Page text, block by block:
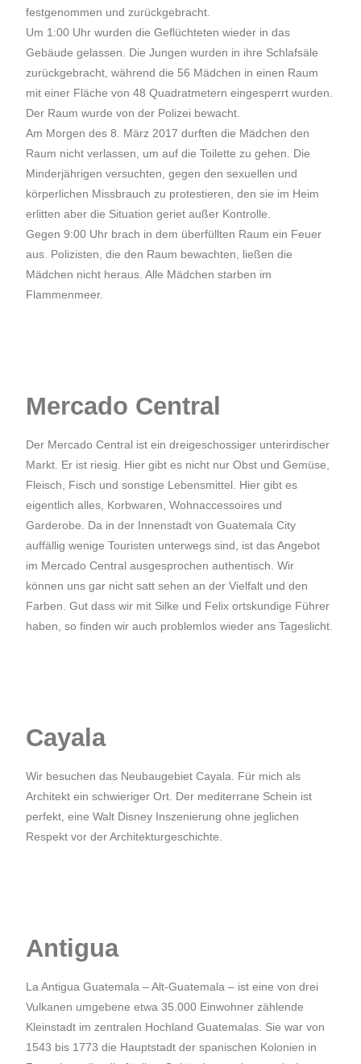
festgenommen und zurückgebracht.
Um 1:00 Uhr wurden die Geflüchteten wieder in das
Gebäude gelassen. Die Jungen wurden in ihre Schlafsäle
zurückgebracht, während die 56 Mädchen in einen Raum
mit einer Fläche von 48 Quadratmetern eingesperrt wurden.
Der Raum wurde von der Polizei bewacht.
Am Morgen des 8. März 2017 durften die Mädchen den
Raum nicht verlassen, um auf die Toilette zu gehen. Die
Minderjährigen versuchten, gegen den sexuellen und
körperlichen Missbrauch zu protestieren, den sie im Heim
erlitten aber die Situation geriet außer Kontrolle.
Gegen 9:00 Uhr brach in dem überfüllten Raum ein Feuer
aus. Polizisten, die den Raum bewachten, ließen die
Mädchen nicht heraus. Alle Mädchen starben im
Flammenmeer.
Mercado Central
Der Mercado Central ist ein dreigeschossiger unterirdischer
Markt. Er ist riesig. Hier gibt es nicht nur Obst und Gemüse,
Fleisch, Fisch und sonstige Lebensmittel. Hier gibt es
eigentlich alles, Korbwaren, Wohnaccessoires und
Garderobe. Da in der Innenstadt von Guatemala City
auffällig wenige Touristen unterwegs sind, ist das Angebot
im Mercado Central ausgesprochen authentisch. Wir
können uns gar nicht satt sehen an der Vielfalt und den
Farben. Gut dass wir mit Silke und Felix ortskundige Führer
haben, so finden wir auch problemlos wieder ans Tageslicht.
Cayala
Wir besuchen das Neubaugebiet Cayala. Für mich als
Architekt ein schwieriger Ort. Der mediterrane Schein ist
perfekt, eine Walt Disney Inszenierung ohne jeglichen
Respekt vor der Architekturgeschichte.
Antigua
La Antigua Guatemala – Alt-Guatemala – ist eine von drei
Vulkanen umgebene etwa 35.000 Einwohner zählende
Kleinstadt im zentralen HochlandGuatemalas . Sie war von
1543 bis 1773 die Hauptstadt derspanischen Kolonien in